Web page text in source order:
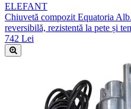
ELEFANT
Chiuvetă compozit Equatoria
reversibilă, rezistentă la pete și
742 Lei